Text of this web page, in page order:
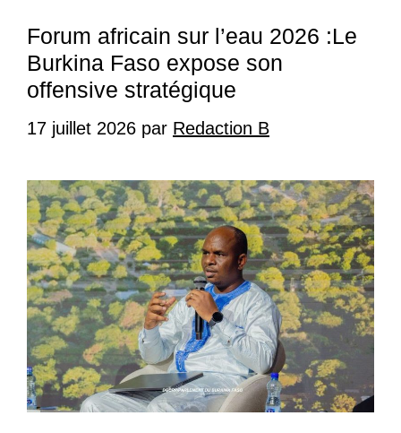
Forum africain sur l’eau 2026 :Le
Burkina Faso expose son
offensive stratégique
17 juillet 2026 par Redaction B